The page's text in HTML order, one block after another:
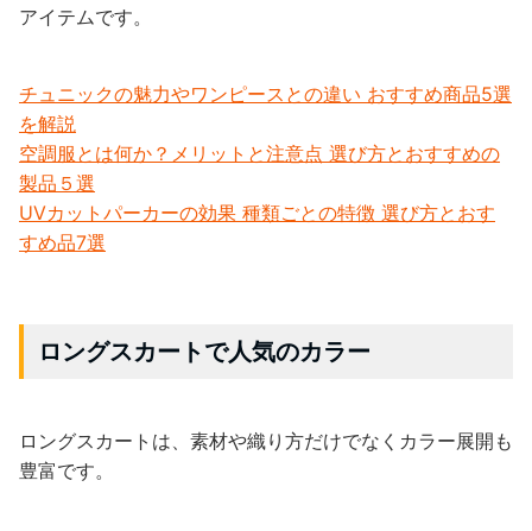
アイテムです。
チュニックの魅力やワンピースとの違い おすすめ商品5選
を解説
空調服とは何か？メリットと注意点 選び方とおすすめの
製品５選
UVカットパーカーの効果 種類ごとの特徴 選び方とおす
すめ品7選
ロングスカートで人気のカラー
ロングスカートは、素材や織り方だけでなくカラー展開も
豊富です。